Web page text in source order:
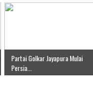
Partai Golkar Jayapura Mulai
Persia...